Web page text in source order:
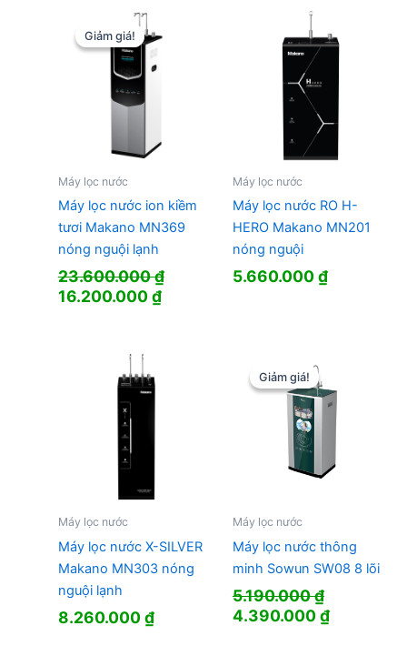
18.800.000 ₫.
12.500.000 ₫.
Giảm giá!
Giảm giá!
Máy lọc nước
Máy lọc nước ion kiềm
tươi Makano MN369
nóng nguội lạnh
23.600.000₫
Giá
23.600.000 ₫.
16.200.000₫Giá
16.200.000 ₫.
Máy lọc nước
Máy lọc nước RO H-
HERO Makano MN201
nóng nguội
5.660.000₫
Máy lọc nước
Máy lọc nước X-SILVER
Makano MN303 nóng
nguội lạnh
8.260.000₫
Giảm giá!
Giảm giá!
Máy lọc nước
Máy lọc nước thông
minh Sowun SW08 8 lõi
5.190.000₫
Giá
4.390.000₫Giá